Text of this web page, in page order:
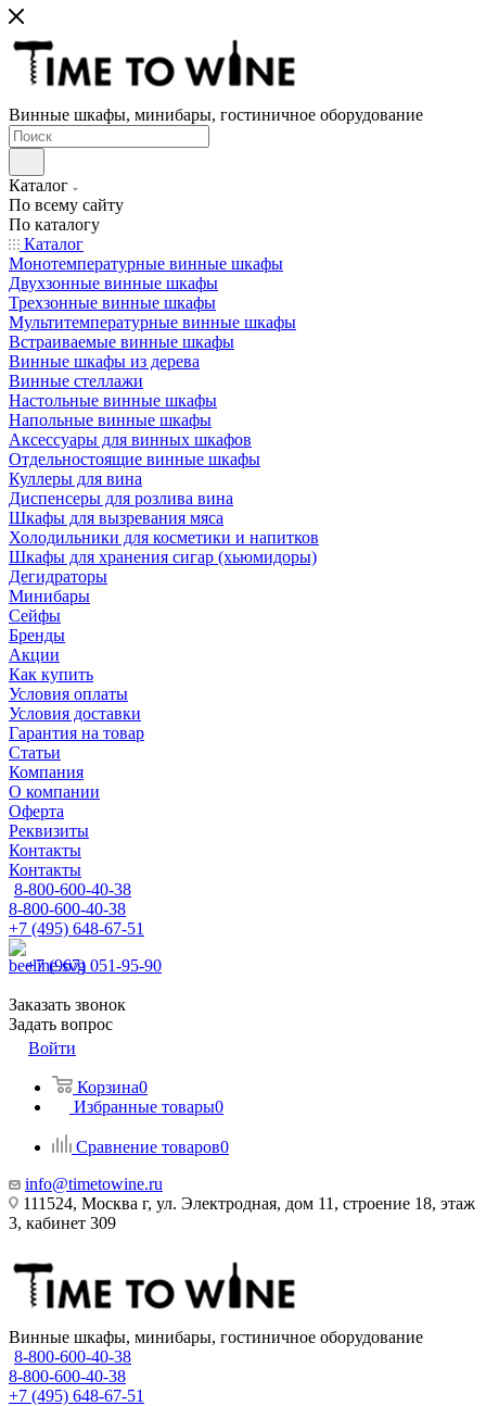
Винные шкафы, минибары, гостиничное оборудование
Каталог
По всему сайту
По каталогу
Каталог
Монотемпературные винные шкафы
Двухзонные винные шкафы
Трехзонные винные шкафы
Мультитемпературные винные шкафы
Встраиваемые винные шкафы
Винные шкафы из дерева
Винные стеллажи
Настольные винные шкафы
Напольные винные шкафы
Аксессуары для винных шкафов
Отдельностоящие винные шкафы
Куллеры для вина
Диспенсеры для розлива вина
Шкафы для вызревания мяса
Холодильники для косметики и напитков
Шкафы для хранения сигар (хьюмидоры)
Дегидраторы
Минибары
Сейфы
Бренды
Акции
Как купить
Условия оплаты
Условия доставки
Гарантия на товар
Статьи
Компания
О компании
Оферта
Реквизиты
Контакты
Контакты
8-800-600-40-38
8-800-600-40-38
+7 (495) 648-67-51
+7 (967) 051-95-90
Заказать звонок
Задать вопрос
Войти
Корзина0
Избранные товары0
Сравнение товаров0
info@timetowine.ru
111524, Москва г, ул. Электродная, дом 11, строение 18, этаж
3, кабинет 309
Винные шкафы, минибары, гостиничное оборудование
8-800-600-40-38
8-800-600-40-38
+7 (495) 648-67-51